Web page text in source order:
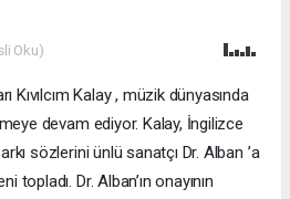
Oku)
Kıvılcım Kalay , müzik dünyasında
devam ediyor. Kalay, İngilizce
sözlerini ünlü sanatçı Dr. Alban ’a
Dr. Alban’ın onayının